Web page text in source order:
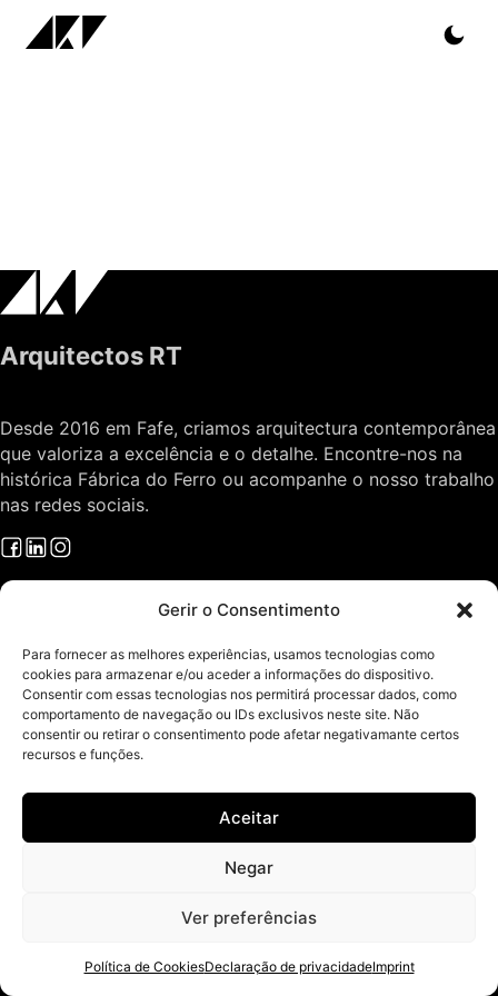
Gerir o Consentimento
Para fornecer as melhores experiências, usamos tecnologias como
cookies para armazenar e/ou aceder a informações do dispositivo.
Consentir com essas tecnologias nos permitirá processar dados, como
comportamento de navegação ou IDs exclusivos neste site. Não
consentir ou retirar o consentimento pode afetar negativamante certos
recursos e funções.
Aceitar
Negar
Ver preferências
Política de CookiesDeclaração de privacidadeImprint
Arquitectos RT
Desde 2016 em Fafe, criamos arquitectura contemporânea
que valoriza a excelência e o detalhe. Encontre-nos na
histórica Fábrica do Ferro ou acompanhe o nosso trabalho
nas redes sociais.
O Gabinete
Sobre Arquitectura
Contactos
Áreas de Serviço
Política de Privacidade
Isenção de Responsabilidade
Imprint
Todos os direitos reservados © ArquitectosRT - Arquitetura e Design
Ecossistema Digital